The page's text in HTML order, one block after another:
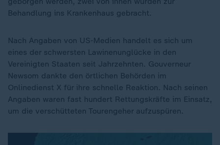
Behandlung ins Krankenhaus gebracht.
Nach Angaben von US-Medien handelt es sich um
eines der schwersten Lawinenunglücke in den
Vereinigten Staaten seit Jahrzehnten. Gouverneur
Newsom dankte den örtlichen Behörden im
Onlinedienst X für ihre schnelle Reaktion. Nach seinen
Angaben waren fast hundert Rettungskräfte im Einsatz,
um die verschütteten Tourengeher aufzuspüren.